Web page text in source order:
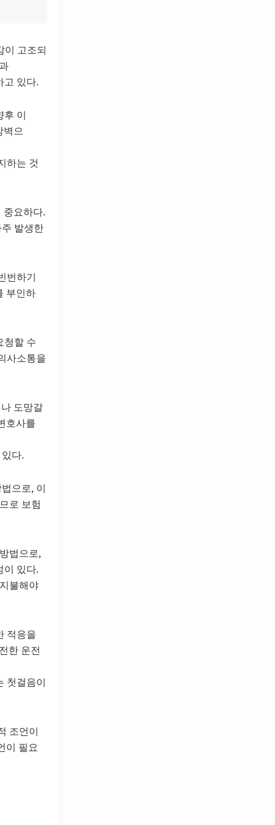
이 고조되
고 있다.
후 이
벽으
하는 것
중요하다.
발생한
번하기
부인하
청할 수
사소통을
도망갈
호사를
다.
으로, 이
로 보험
법으로,
이 있다.
불해야
적응을
한 운전
첫걸음이
조언이
이 필요